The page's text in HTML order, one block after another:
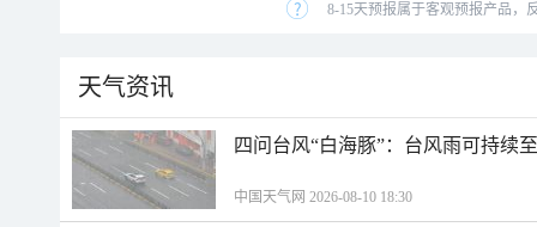
8-15天预报属于客观预报产品，
天气资讯
四问台风“白海豚”：台风雨可持续
中国天气网 2026-08-10 18:30